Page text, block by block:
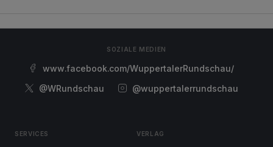
SOZIALE MEDIEN
www.facebook.com/WuppertalerRundschau/
@WRundschau
@wuppertalerrundschau
SERVICES VERLAG